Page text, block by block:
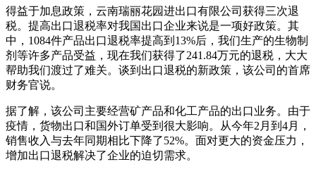
得益于加息政策，云南瑞丽花园进出口有限公司获得三次退
税。提高出口退税率对我国出口企业来说是一项好政策。其
中，1084件产品出口退税率提高到13%后，我们生产的生物制
剂等许多产品受益，现在我们获得了241.84万元的退税，大大
帮助我们渡过了难关。谈到出口退税的新政策，该公司的首席
财务官说。
据了解，该公司主要经营矿产品和化工产品的出口业务。由于
疫情，货物出口和国外订单受到很大影响。从今年2月到4月，
销售收入与去年同期相比下降了52%。面对更大的资金压力，
增加出口退税解决了企业的迫切需求。